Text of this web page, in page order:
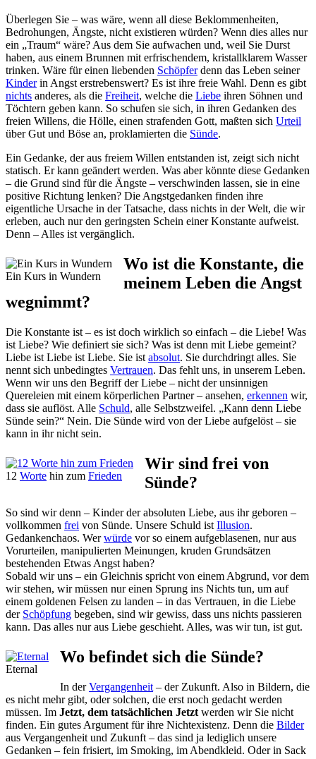
Überlegen Sie – was wäre, wenn all diese Beklommenheiten,
Bedrohungen, Ängste, nicht existieren würden? Wenn dies alles nur
ein „Traum“ wäre? Aus dem Sie aufwachen und, weil Sie Durst
haben, aus einem Brunnen mit erfrischendem, kristallklarem Wasser
trinken. Wäre für einen liebenden Schöpferdenn das Leben seiner
Kinderin Angst erstrebenswert? Es ist ihre freie Wahl. Denn es gibt
nichts anderes, als die Freiheit, welche die Liebe ihren Söhnen und
Töchtern geben kann. So schufen sie sich, in ihren Gedanken des
freien Willens, die Hölle, einen strafenden Gott, maßten sich Urteil
über Gut und Böse an, proklamierten die Sünde.
Ein Gedanke, der aus freiem Willen entstanden ist, zeigt sich nicht
statisch. Er kann geändert werden. Was aber könnte diese Gedanken
– die Grund sind für die Ängste – verschwinden lassen, sie in eine
positive Richtung lenken? Die Angstgedanken finden ihre
eigentliche Ursache in der Tatsache, dass nichts in der Welt, die wir
erleben, auch nur den geringsten Schein einer Konstante aufweist.
Denn – Alles ist vergänglich.
Ein Kurs in Wundern
Wo ist die Konstante, die
meinem Leben die Angst
wegnimmt?
Die Konstante ist – es ist doch wirklich so einfach – die Liebe! Was
ist Liebe? Wie definiert sie sich? Was ist denn mit Liebe gemeint?
Liebe ist Liebe ist Liebe. Sie ist absolut. Sie durchdringt alles. Sie
nennt sich unbedingtes Vertrauen. Das fehlt uns, in unserem Leben.
Wenn wir uns den Begriff der Liebe – nicht der unsinnigen
Quereleien mit einem körperlichen Partner – ansehen, erkennen wir,
dass sie auflöst. Alle Schuld, alle Selbstzweifel. „Kann denn Liebe
Sünde sein?“ Nein. Die Sünde wird von der Liebe aufgelöst – sie
kann in ihr nicht sein.
12 Worte hin zum Frieden
Wir sind frei von
Sünde?
So sind wir denn – Kinder der absoluten Liebe, aus ihr geboren –
vollkommen frei von Sünde. Unsere Schuld ist Illusion.
Gedankenchaos. Werwürde vor so einem aufgeblasenen, nur aus
Vorurteilen, manipulierten Meinungen, kruden Grundsätzen
bestehenden Etwas Angst haben?
Sobald wir uns – ein Gleichnis spricht von einem Abgrund, vor dem
wir stehen, wir müssen nur einen Sprung ins Nichts tun, um auf
einem goldenen Felsen zu landen – in das Vertrauen, in die Liebe
der Schöpfung begeben, sind wir gewiss, dass uns nichts passieren
kann. Das alles nur aus Liebe geschieht. Alles, was wir tun, ist gut.
Eternal
Wo befindet sich die Sünde?
In derVergangenheit – der Zukunft. Also in Bildern, die
es nicht mehr gibt, oder solchen, die erst noch gedacht werden
müssen. Im Jetzt, dem tatsächlichen Jetzt werden wir Sie nicht
finden. Ein gutes Argument für ihre Nichtexistenz. Denn die Bilder
aus Vergangenheit und Zukunft – das sind ja lediglich unsere
Gedanken – fein frisiert, im Smoking, im Abendkleid. Oder in Sack